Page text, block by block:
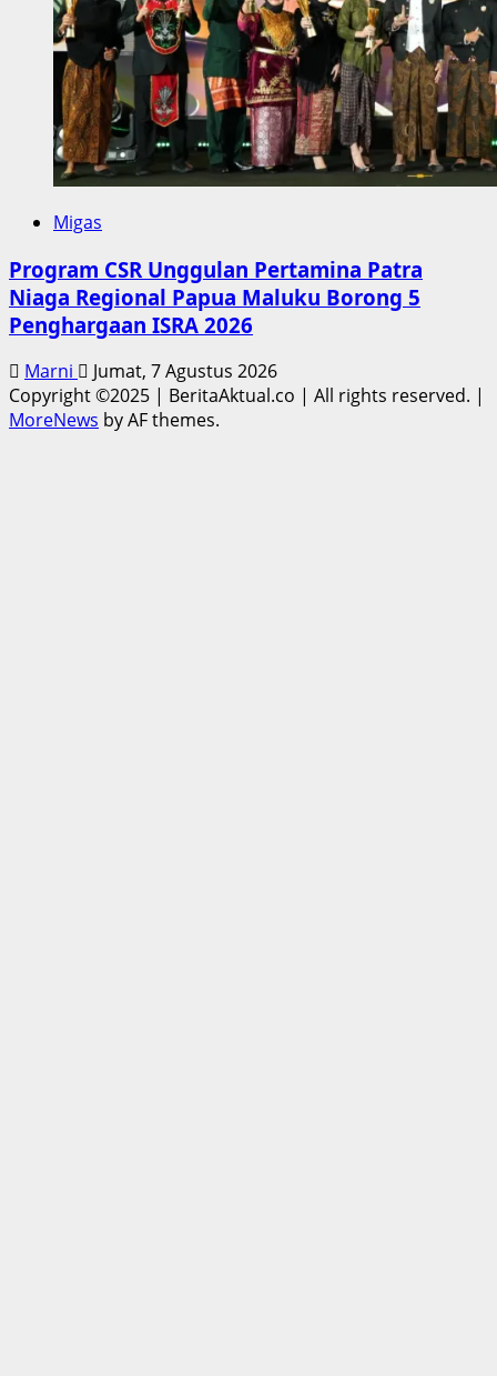
Migas
Program CSR Unggulan Pertamina Patra
Niaga Regional Papua Maluku Borong 5
Penghargaan ISRA 2026
Marni
Jumat, 7 Agustus 2026
Copyright ©2025 | BeritaAktual.co | All rights reserved. |
MoreNews by AF themes.